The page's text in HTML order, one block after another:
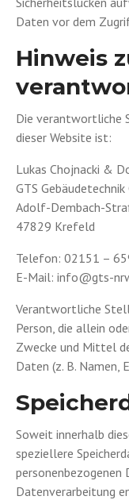
Daten vor dem
Hinweis
Die verantwortliche
dieser Website ist:
Lukas Chojnacki &
GTS Gebäudetechnik
Adolf-Dembach-
47829 Krefeld
Telefon: 02151 –
E-Mail: info@gts-
Verantwortliche
Person, die allein
Zwecke und Mittel
Daten (z. B. Namen,
Soweit innerhalb
speziellere
personenbezogenen
Datenverarbeitung